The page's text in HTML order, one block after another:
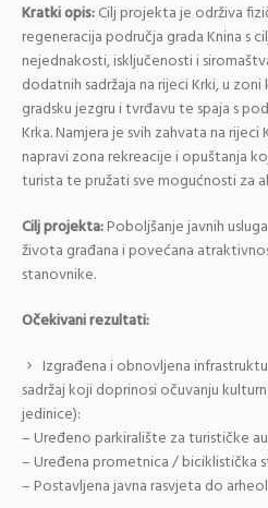
Kratki opis:Cilj projekta je održiva
regeneracija područja grada Knina s
nejednakosti, isključenosti i
dodatnih sadržaja na rijeci Krki, u
gradsku jezgru i tvrđavu te spaja s
Krka. Namjera je svih zahvata na
napravi zona rekreacije i opuštanja
turista te pružati sve mogućnosti za
Cilj projekta:Poboljšanje javnih
života građana i povećana
stanovnike.
Očekivani rezultati:
Izgrađena i obnovljena
sadržaj koji doprinosi očuvanju
jedinice):
– Uređeno parkiralište za turističke
– Uređena prometnica / biciklistička
– Postavljena javna rasvjeta do